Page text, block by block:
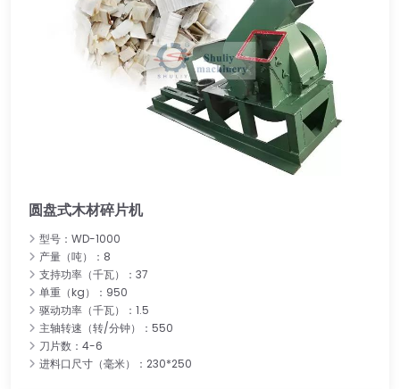
圆盘式木材碎片机
型号：WD-1000
产量（吨）：8
支持功率（千瓦）：37
单重（kg）：950
驱动功率（千瓦）：1.5
主轴转速（转/分钟）：550
刀片数：4-6
进料口尺寸（毫米）：230*250